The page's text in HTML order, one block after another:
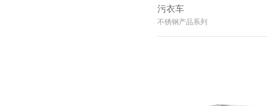
污衣车
不锈钢产品系列